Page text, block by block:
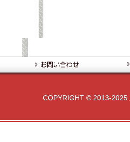
COPYRIGHT © 2013-2025